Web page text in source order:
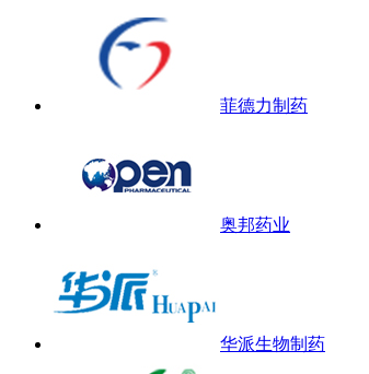
菲德力制药
奥邦药业
华派生物制药